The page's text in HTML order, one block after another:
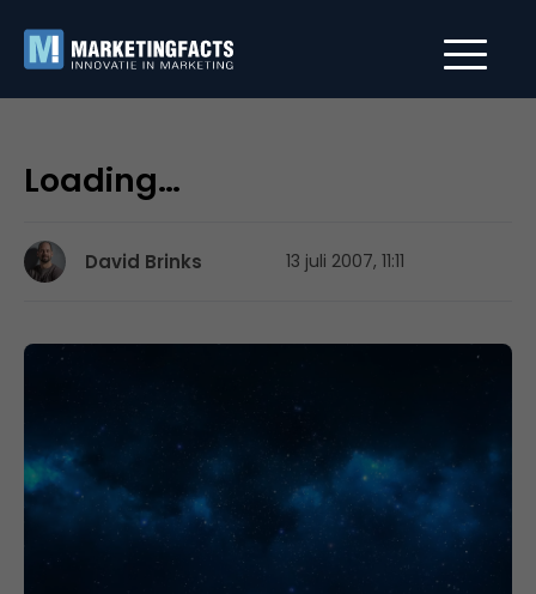
Loading…
David Brinks 13 juli 2007, 11:11